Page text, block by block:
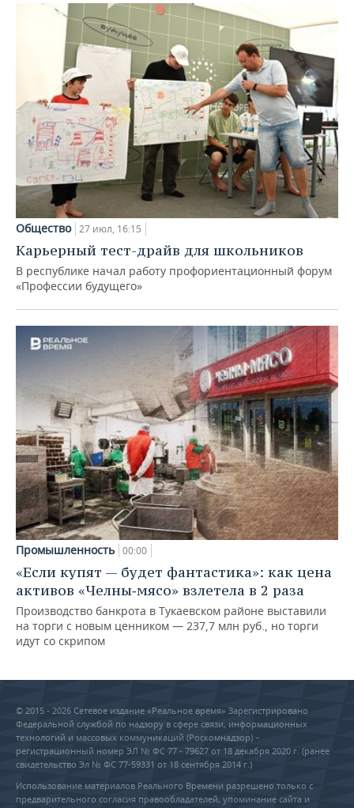
Общество 27 июл, 16:15
Карьерный тест-драйв для школьников
В республике начал работу профориентационный форум
«Профессии будущего»
Промышленность 00:00
«Если купят — будет фантастика»: как цена
активов «Челны‑мясо» взлетела в 2 раза
Производство банкрота в Тукаевском районе выставили
на торги с новым ценником — 237,7 млн руб., но торги
идут со скрипом
© 2015 - 2026 Сетевое издание «Реальное время» Зарегистрировано
Федеральной службой по надзору в сфере связи, информационных
технологий и массовых коммуникаций (Роскомнадзор) –
регистрационный номер ЭЛ № ФС 77 - 79627 от 18 декабря 2020 г. (ранее
свидетельство Эл № ФС 77-59331 от 18 сентября 2014 г.)
Использование материалов Реального Времени разрешено только с
предварительного согласия правообладателей, упоминание сайта и